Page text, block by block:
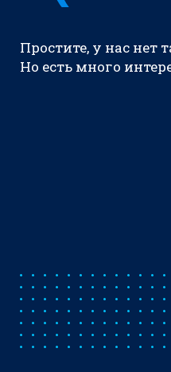
Простите, у нас нет
Но есть много